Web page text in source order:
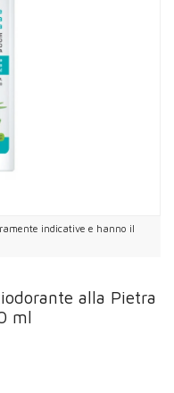
indicative e hanno il
alla Pietra
ml